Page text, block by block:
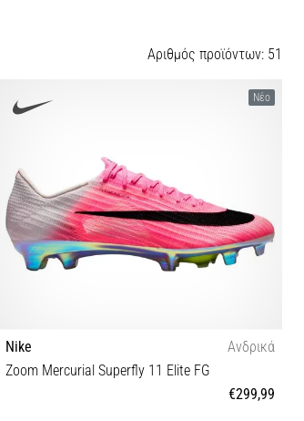
Αριθµός προϊόντων: 51
Νέο
Nike
Ανδρικά
Zoom Mercurial Superfly 11 Elite FG
€299,99